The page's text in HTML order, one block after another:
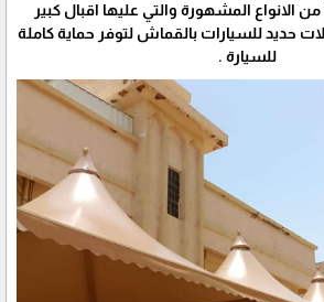
الانواع المشهورة والتي عليها اقبال كبير
حديد للسيارات بالقماش لتوفر حماية كاملة
للسيارة .